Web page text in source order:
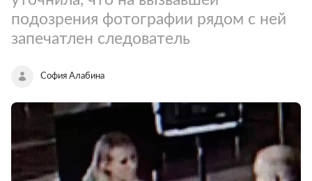
подозрения фотографии рядом с ней
запечатлен следователь
София Алабина